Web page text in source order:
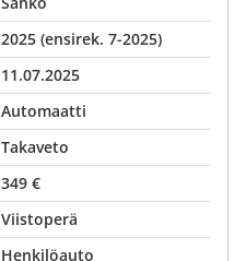
2025 (ensirek. 7-2025)
11.07.2025
Automaatti
Takaveto
349 €
Viistoperä
Henkilöauto